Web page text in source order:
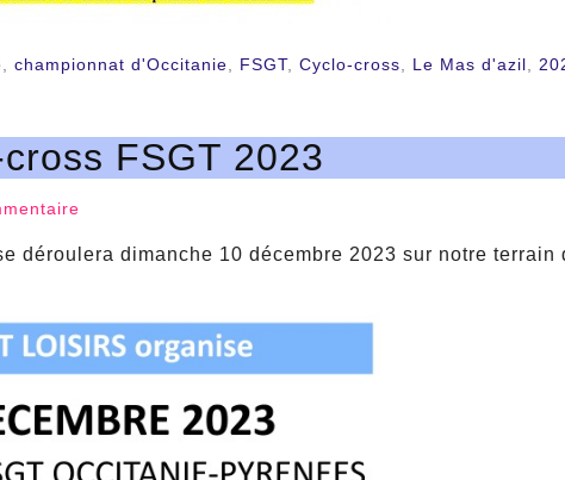
, championnat d'Occitanie, FSGT, Cyclo-cross, Le Mas d'azil,
FSGT 2023
déroulera dimanche 10 décembre 2023 sur notre terrain